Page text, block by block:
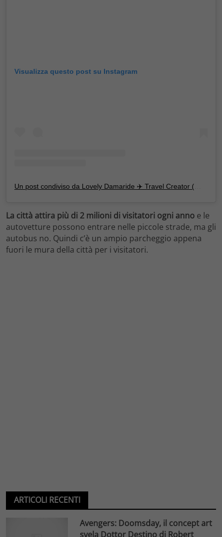
Visualizza questo post su Instagram
La città attira più di 2 milioni di visitatori ogni anno e le
autovetture possono entrare nelle piccole strade, ma gli
autobus no. Quindi c’è un ampio parcheggio appena
fuori le mura della città per i visitatori.
ARTICOLI RECENTI
Avengers: Doomsday, il concept art
svela Dottor Destino di Robert